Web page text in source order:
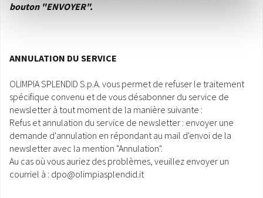
bouton "ENVOYER".
ANNULATION DU SERVICE
OLIMPIA SPLENDID S.p.A. vous permet de refuser le traitement
spécifique convenu et de vous désabonner du service de
newsletter à tout moment de la manière suivante :
Refus et annulation du service de newsletter : envoyer une
demande d'annulation en répondant au mail d'envoi de la
newsletter avec la mention "Annulation".
Au cas où vous auriez des problèmes, veuillez envoyer un
courriel à : dpo@olimpiasplendid.it